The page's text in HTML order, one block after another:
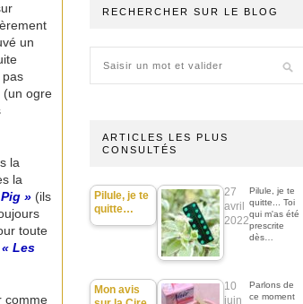
un
pas
(un ogre
la
la
» (ils
toute
« Les
comme
RECHERCHER SUR LE BLOG
ARTICLES LES PLUS
CONSULTÉS
Pilule, je te
quitte…
27
avril
2022
Pilule, je te
quitte... Toi
qui m'as été
prescrite
dès…
Mon avis
10
juin
Parlons de
ce moment